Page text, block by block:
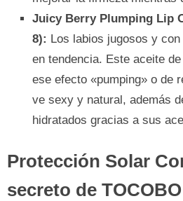
Juicy Berry Plumping Lip
8): Los labios jugosos y
en tendencia. Este aceite
ese efecto «pumping» o de
ve sexy y natural, además
hidratados gracias a sus
Protección Solar
secreto de